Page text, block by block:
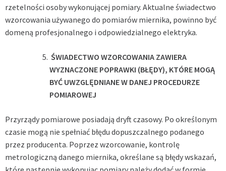
rzetelności osoby wykonującej pomiary. Aktualne świadectwo
wzorcowania używanego do pomiarów miernika, powinno być
domeną profesjonalnego i odpowiedzialnego elektryka.
ŚWIADECTWO WZORCOWANIA ZAWIERA
WYZNACZONE POPRAWKI (BŁĘDY), KTÓRE MOGĄ
BYĆ UWZGLĘDNIANE W DANEJ PROCEDURZE
POMIAROWEJ
Przyrządy pomiarowe posiadają dryft czasowy. Po określonym
czasie mogą nie spełniać błędu dopuszczalnego podanego
przez producenta. Poprzez wzorcowanie, kontrolę
metrologiczną danego miernika, określane są błędy wskazań,